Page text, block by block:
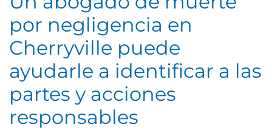
por negligencia en
Cherryville puede
ayudarle a identificar a las
partes y acciones
responsables